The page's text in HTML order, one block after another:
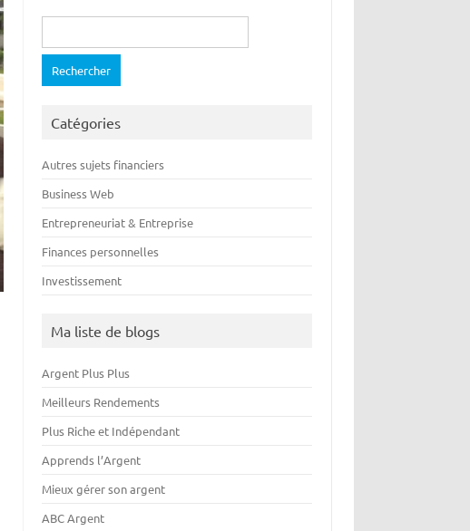
Catégories
Autres sujets financiers
Business Web
Entrepreneuriat & Entreprise
Finances personnelles
Investissement
Ma liste de blogs
Argent Plus Plus
Meilleurs Rendements
Plus Riche et Indépendant
Apprends l’Argent
Mieux gérer son argent
ABC Argent